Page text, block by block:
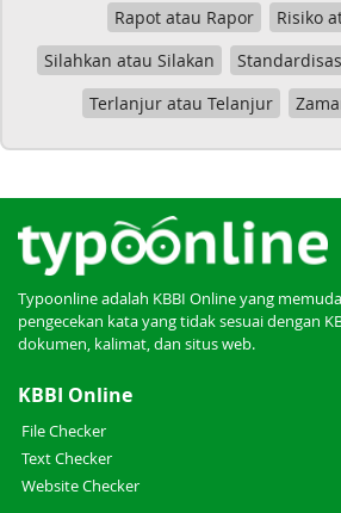
Rapot atau Rapor
Risiko
Silahkan atau Silakan
Terlanjur atau Telanjur
Typoonline adalah KBBI Online yang
pengecekan kata yang tidak sesuai dengan
dokumen, kalimat, dan situs web.
KBBI Online
File Checker
Text Checker
Website Checker